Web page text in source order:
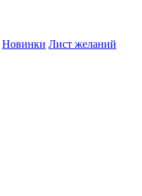
Новинки Лист желаний